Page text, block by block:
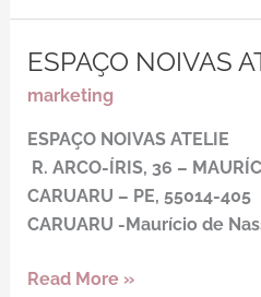
ESPAÇO NOIVAS
marketing
ESPAÇO NOIVAS ATELIE
R. ARCO-ÍRIS, 36 –
CARUARU – PE, 55014-405
CARUARU -Maurício de
ESPAÇO
NOIVAS
Read More »